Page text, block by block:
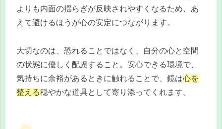
よりも内面の揺らぎが反映されやすくなるため、あ
えて避けるほうが心の安定につながります。
大切なのは、恐れることではなく、自分の心と空間
の状態に優しく配慮すること。安心できる環境で、
気持ちに余裕があるときに触れることで、鏡は心を
整える穏やかな道具として寄り添ってくれます。